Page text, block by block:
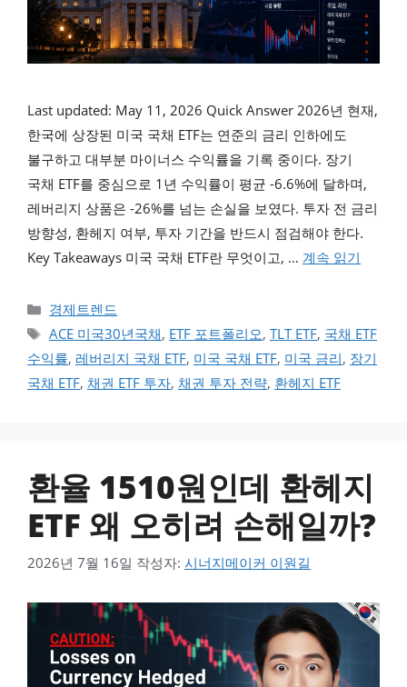
Last updated: May 11, 2026 Quick Answer 2026년 현재,
한국에 상장된 미국 국채 ETF는 연준의 금리 인하에도
불구하고 대부분 마이너스 수익률을 기록 중이다. 장기
국채 ETF를 중심으로 1년 수익률이 평균 -6.6%에 달하며,
레버리지 상품은 -26%를 넘는 손실을 보였다. 투자 전 금리
방향성, 환헤지 여부, 투자 기간을 반드시 점검해야 한다.
Key Takeaways 미국 국채 ETF란 무엇이고, … 계속 읽기
카테고리
경제트렌드
태그
ACE 미국30년국채, ETF 포트폴리오, TLT ETF, 국채 ETF
수익률, 레버리지 국채 ETF, 미국 국채 ETF, 미국 금리, 장기
국채 ETF, 채권 ETF 투자, 채권 투자 전략, 환헤지 ETF
환율 1510원인데 환헤지
ETF 왜 오히려 손해일까?
2026년 7월 16일 작성자: 시너지메이커 이원길